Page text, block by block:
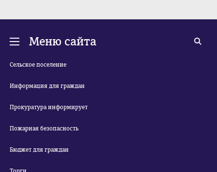
Меню сайта
Сельское поселение
Информация для граждан
Прокуратура информирует
Пожарная безопасность
Бюджет для граждан